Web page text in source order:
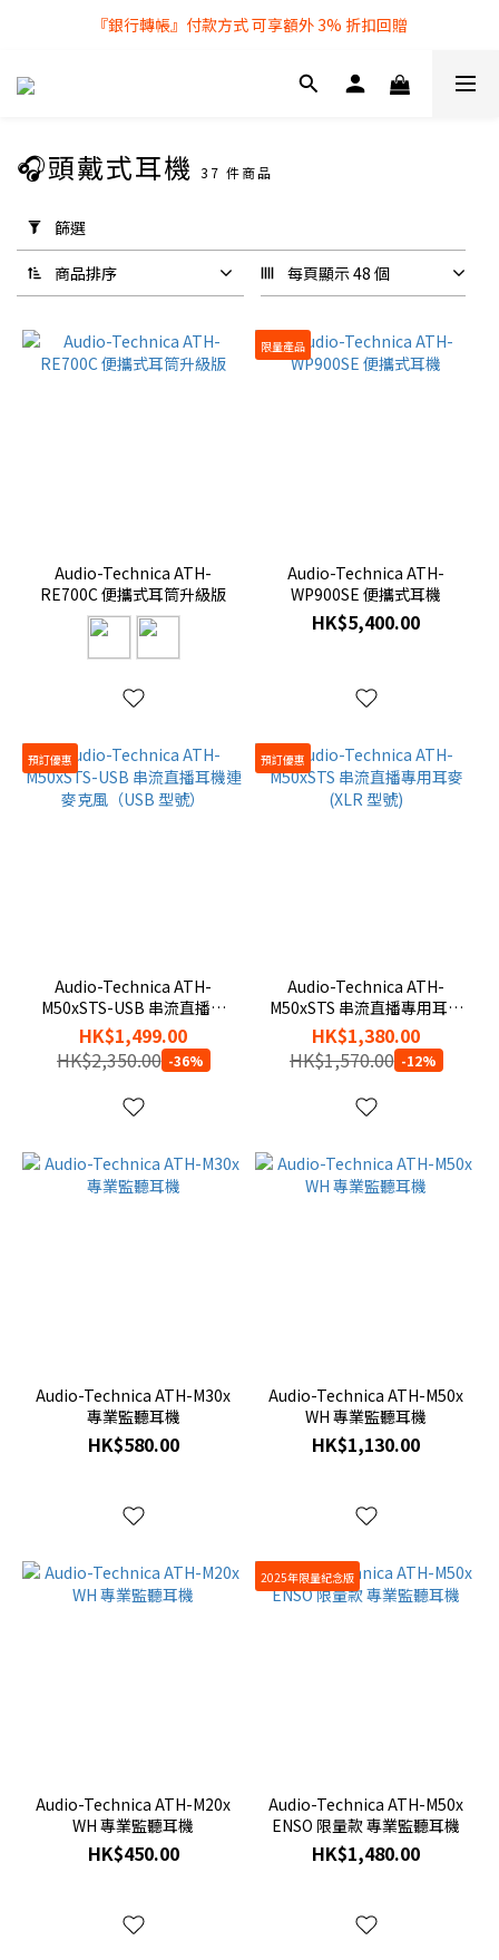
全店購物滿 $250 即享免費送貨服務
『銀行轉帳』付款方式 可享額外 3% 折扣回贈
全店購物滿 $250 即享免費送貨服務
用
篩
選
無
線
(4)
頭
戴
式
🎧頭戴式耳機 37 件商品
篩選
商品排序 每頁顯示 48 個
Audio-Technica ATH-
RE700C 便攜式耳筒升級版
限量產品
Audio-Technica ATH-
WP900SE 便攜式耳機
HK$5,400.00
預訂優惠
Audio-Technica ATH-
M50xSTS-USB 串流直播耳
機連麥克風（USB 型號）
HK$1,499.00
HK$2,350.00 -36%
預訂優惠
Audio-Technica ATH-
M50xSTS 串流直播專用耳麥
(XLR 型號)
HK$1,380.00
HK$1,570.00 -12%
Audio-Technica ATH-M30x
專業監聽耳機
HK$580.00
Audio-Technica ATH-M50x
WH 專業監聽耳機
HK$1,130.00
Audio-Technica ATH-M20x
WH 專業監聽耳機
HK$450.00
2025年限量紀念版
Audio-Technica ATH-M50x
ENSO 限量款 專業監聽耳機
HK$1,480.00